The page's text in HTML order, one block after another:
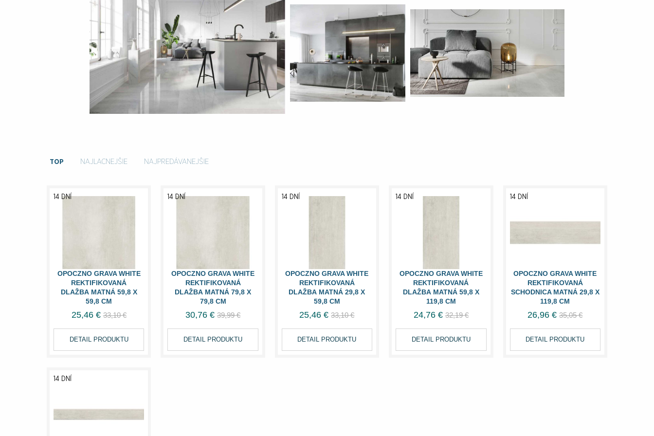
TOP NAJLACNEJŠIE NAJPREDÁVANEJŠIE
OPOCZNO GRAVA WHITE
REKTIFIKOVANÁ
DLAŽBA MATNÁ 59,8 X
59,8 CM
14 DNÍ
25,46 € 33,10 €
DETAIL PRODUKTU
OPOCZNO GRAVA WHITE
REKTIFIKOVANÁ
DLAŽBA MATNÁ 79,8 X
79,8 CM
14 DNÍ
30,76 € 39,99 €
DETAIL PRODUKTU
OPOCZNO GRAVA WHITE
REKTIFIKOVANÁ
DLAŽBA MATNÁ 29,8 X
59,8 CM
14 DNÍ
25,46 € 33,10 €
DETAIL PRODUKTU
OPOCZNO GRAVA WHITE
REKTIFIKOVANÁ
DLAŽBA MATNÁ 59,8 X
119,8 CM
14 DNÍ
24,76 € 32,19 €
DETAIL PRODUKTU
OPOCZNO GRAVA WHITE
REKTIFIKOVANÁ
SCHODNICA MATNÁ 29,8 X
119,8 CM
14 DNÍ
26,96 € 35,05 €
DETAIL PRODUKTU
14 DNÍ